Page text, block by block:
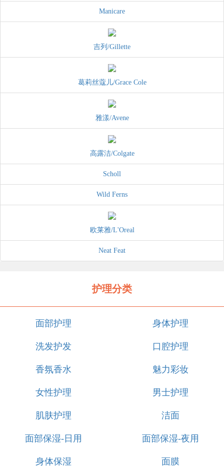
Manicare
吉列/Gillette
葛莉丝蔻儿/Grace Cole
雅漾/Avene
高露洁/Colgate
Scholl
Wild Ferns
欧莱雅/L'Oreal
Neat Feat
护理分类
面部护理 身体护理
洗发护发 口腔护理
香氛香水 魅力彩妆
女性护理 男士护理
肌肤护理 洁面
面部保湿-日用 面部保湿-夜用
身体保湿 面膜